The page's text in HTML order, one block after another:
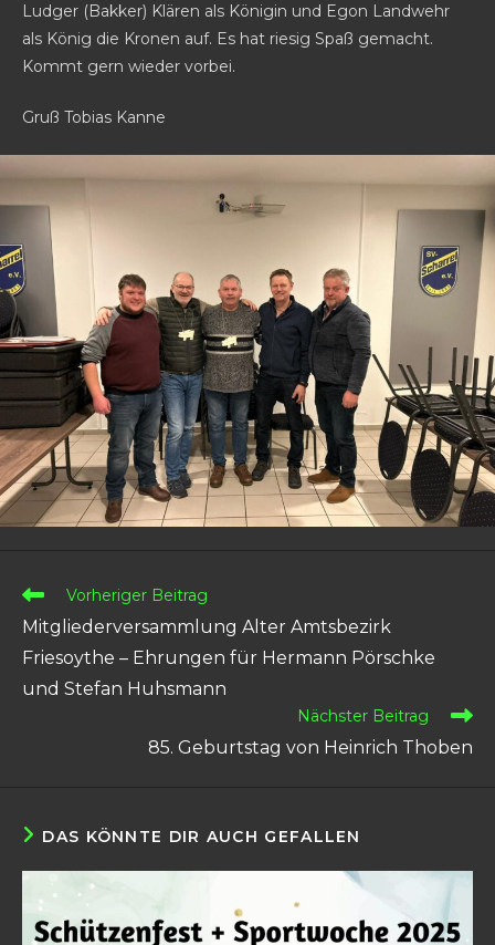
Ludger (Bakker) Klären als Königin und Egon Landwehr
als König die Kronen auf. Es hat riesig Spaß gemacht.
Kommt gern wieder vorbei.
Gruß Tobias Kanne
Weitere
Artikel
ansehen
Vorheriger Beitrag
Mitgliederversammlung Alter Amtsbezirk
Friesoythe – Ehrungen für Hermann Pörschke
und Stefan Huhsmann
Nächster Beitrag
85. Geburtstag von Heinrich Thoben
DAS KÖNNTE DIR AUCH GEFALLEN